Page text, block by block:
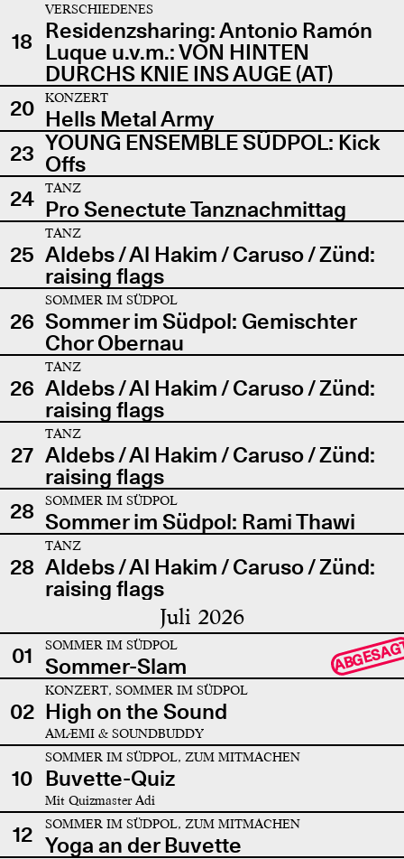
18
VERSCHIEDENES
Residenzsharing: Antonio Ramón
Luque u.v.m.: VON HINTEN
DURCHS KNIE INS AUGE (AT)
20
KONZERT
Hells Metal Army
23 YOUNG ENSEMBLE SÜDPOL: Kick
Offs
24
TANZ
Pro Senectute Tanznachmittag
25
TANZ
Aldebs / Al Hakim / Caruso / Zünd:
raising flags
26
SOMMER IM SÜDPOL
Sommer im Südpol: Gemischter
Chor Obernau
26
TANZ
Aldebs / Al Hakim / Caruso / Zünd:
raising flags
27
TANZ
Aldebs / Al Hakim / Caruso / Zünd:
raising flags
28
SOMMER IM SÜDPOL
Sommer im Südpol: Rami Thawi
28
TANZ
Aldebs / Al Hakim / Caruso / Zünd:
raising flags
Juli 2026
01 SOMMER IM SÜDPOL
Sommer-Slam
02
KONZERT, SOMMER IM SÜDPOL
High on the Sound
AMÆMI & SOUNDBUDDY
10
SOMMER IM SÜDPOL, ZUM MITMACHEN
Buvette-Quiz
Mit Quizmaster Adi
12 SOMMER IM SÜDPOL, ZUM MITMACHEN
Yoga an der Buvette